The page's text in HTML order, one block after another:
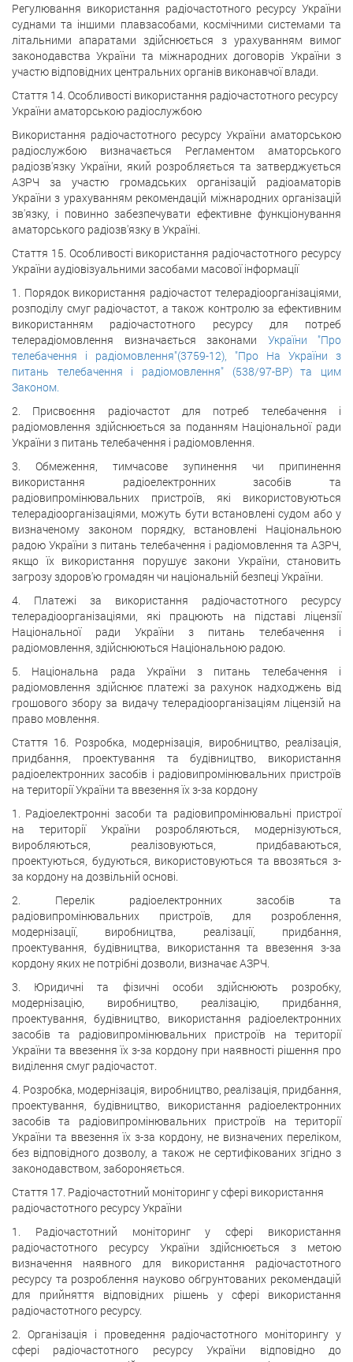
Регулювання використання радіочастотного ресурсу України
суднами та іншими плавзасобами, космічними системами та
літальними апаратами здійснюється з урахуванням вимог
законодавства України та міжнародних договорів України з
участю відповідних центральних органів виконавчої влади.
Стаття 14. Особливості використання радіочастотного ресурсу
України аматорською радіослужбою
Використання радіочастотного ресурсу України аматорською
радіослужбою визначається Регламентом аматорського
радіозв'язку України, який розробляється та затверджується
АЗРЧ за участю громадських організацій радіоаматорів
України з урахуванням рекомендацій міжнародних організацій
зв'язку, і повинно забезпечувати ефективне функціонування
аматорського радіозв'язку в Україні.
Стаття 15. Особливості використання радіочастотного ресурсу
України аудіовізуальними засобами масової інформації
1. Порядок використання радіочастот телерадіоорганізаціями,
розподілу смуг радіочастот, а також контролю за ефективним
використанням радіочастотного ресурсу для потреб
телерадіомовлення визначається законами України "Про
телебачення і радіомовлення"(3759-12), "Про На України з
питань телебачення і радіомовлення" (538/97-ВР) та цим
Законом.
2. Присвоєння радіочастот для потреб телебачення і
радіомовлення здійснюється за поданням Національної ради
України з питань телебачення і радіомовлення.
3. Обмеження, тимчасове зупинення чи припинення
використання радіоелектронних засобів та
радіовипромінювальних пристроїв, які використовуються
телерадіоорганізаціями, можуть бути встановлені судом або у
визначеному законом порядку, встановлені Національною
радою України з питань телебачення і радіомовлення та АЗРЧ,
якщо їх використання порушує закони України, становить
загрозу здоров'ю громадян чи національній безпеці України.
4. Платежі за використання радіочастотного ресурсу
телерадіоорганізаціями, які працюють на підставі ліцензії
Національної ради України з питань телебачення і
радіомовлення, здійснюються Національною радою.
5. Національна рада України з питань телебачення і
радіомовлення здійснює платежі за рахунок надходжень від
грошового збору за видачу телерадіоорганізаціям ліцензій на
право мовлення.
Стаття 16. Розробка, модернізація, виробництво, реалізація,
придбання, проектування та будівництво, використання
радіоелектронних засобів і радіовипромінювальних пристроїв
на території України та ввезення їх з-за кордону
1. Радіоелектронні засоби та радіовипромінювальні пристрої
на території України розробляються, модернізуються,
виробляються, реалізовуються, придбаваються,
проектуються, будуються, використовуються та ввозяться з-
за кордону на дозвільній основі.
2. Перелік радіоелектронних засобів та
радіовипромінювальних пристроїв, для розроблення,
модернізації, виробництва, реалізації, придбання,
проектування, будівництва, використання та ввезення з-за
кордону яких не потрібні дозволи, визначає АЗРЧ.
3. Юридичні та фізичні особи здійснюють розробку,
модернізацію, виробництво, реалізацію, придбання,
проектування, будівництво, використання радіоелектронних
засобів та радіовипромінювальних пристроїв на території
України та ввезення їх з-за кордону при наявності рішення про
виділення смуг радіочастот.
4. Розробка, модернізація, виробництво, реалізація, придбання,
проектування, будівництво, використання радіоелектронних
засобів та радіовипромінювальних пристроїв на території
України та ввезення їх з-за кордону, не визначених переліком,
без відповідного дозволу, а також не сертифікованих згідно з
законодавством, забороняється.
Стаття 17. Радіочастотний моніторинг у сфері використання
радіочастотного ресурсу України
1. Радіочастотний моніторинг у сфері використання
радіочастотного ресурсу України здійснюється з метою
визначення наявного для використання радіочастотного
ресурсу та розроблення науково обгрунтованих рекомендацій
для прийняття відповідних рішень у сфері використання
радіочастотного ресурсу.
2. Організація і проведення радіочастотного моніторингу у
сфері радіочастотного ресурсу України відповідно до